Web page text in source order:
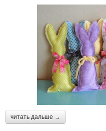
читать дальше →